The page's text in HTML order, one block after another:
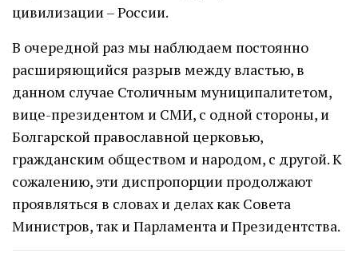
цивилизации – России.
В очередной раз мы наблюдаем постоянно
расширяющийся разрыв между властью, в
данном случае Столичным муниципалитетом,
вице-президентом и СМИ, с одной стороны, и
Болгарской православной церковью,
гражданским обществом и народом, с другой. К
сожалению, эти диспропорции продолжают
проявляться в словах и делах как Совета
Министров, так и Парламента и Президентства.